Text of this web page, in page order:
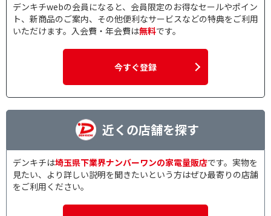
デンキチwebの会員になると、会員限定のお得なセールやポイン
ト、新商品のご案内、その他便利なサービスなどの特典をご利用
いただけます。入会費・年会費は無料です。
今すぐ登録
近くの店舗を探す
デンキチは埼玉県下業界ナンバーワンの家電量販店です。実物を
見たい、より詳しい説明を聞きたいという方はぜひ最寄りの店舗
をご利用ください。